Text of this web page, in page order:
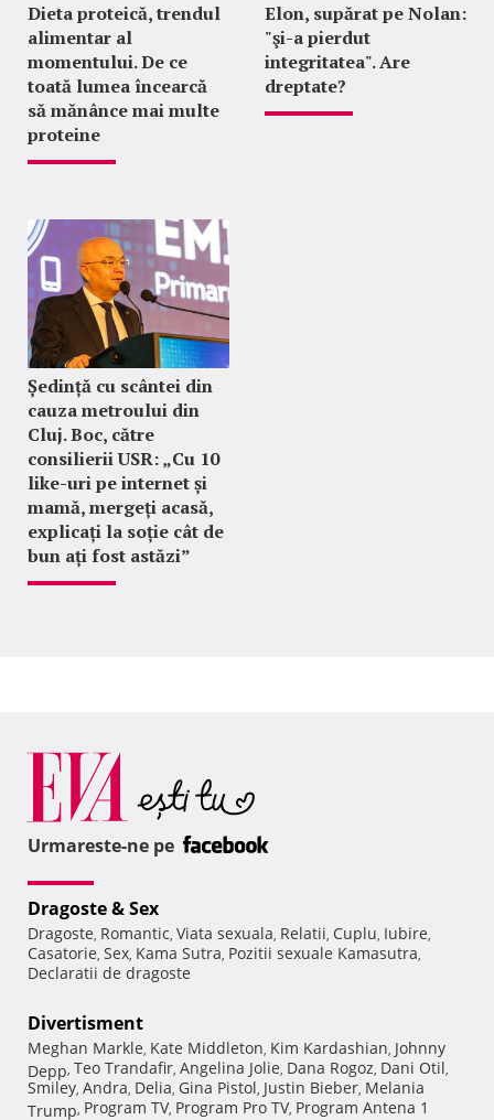
Dieta proteică, trendul
alimentar al
momentului. De ce
toată lumea încearcă
să mănânce mai multe
proteine
Elon, supărat pe Nolan:
"şi-a pierdut
integritatea". Are
dreptate?
Ședință cu scântei din
cauza metroului din
Cluj. Boc, către
consilierii USR: „Cu 10
like-uri pe internet și
mamă, mergeți acasă,
explicați la soție cât de
bun ați fost astăzi”
Urmareste-ne pe
Dragoste & Sex
Dragoste, Romantic, Viata sexuala, Relatii, Cuplu, Iubire,
Casatorie, Sex, Kama Sutra, Pozitii sexuale Kamasutra,
Declaratii de dragoste
Divertisment
Meghan Markle, Kate Middleton, Kim Kardashian, Johnny
Depp, Teo Trandafir, Angelina Jolie, Dana Rogoz, Dani Otil,
Smiley, Andra, Delia, Gina Pistol, Justin Bieber, Melania
Trump, Program TV, Program Pro TV, Program Antena 1